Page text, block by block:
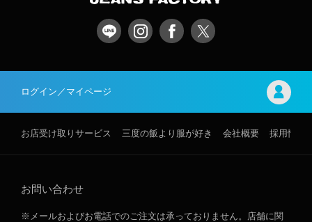
ログイン／マイページ
お店受け取りサービス 三度の飯より服が好き 会社概要 採用情報
お問い合わせ
※メールおよびお電話でのご注文は承っておりません。店舗に関